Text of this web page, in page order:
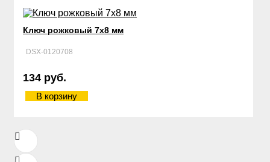
Ключ рожковый 7х8 мм
DSX-0120708
134 руб.
В корзину